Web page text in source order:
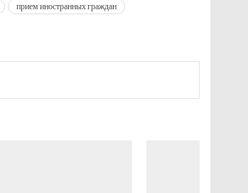
прием иностранных граждан